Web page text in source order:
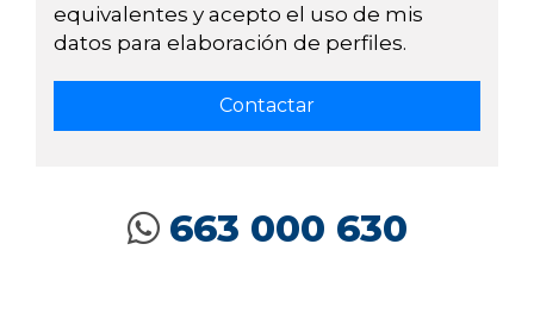
equivalentes y acepto el uso de mis
datos para elaboración de perfiles.
663 000 630